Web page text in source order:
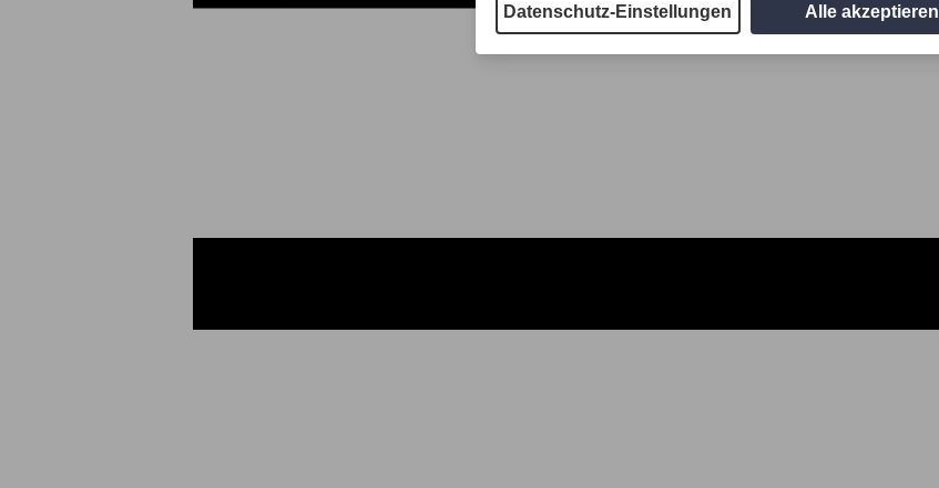
Datenschutz-Einstellungen Alle akzeptieren